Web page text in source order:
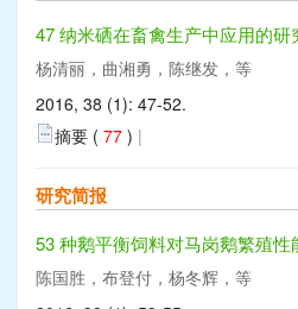
47 纳米硒在畜禽生产中应用的研
杨清丽，曲湘勇，陈继发，等
2016, 38 (1): 47-52.
摘要 ( 77 ) |
研究简报
53 种鹅平衡饲料对马岗鹅繁殖性
陈国胜，布登付，杨冬辉，等